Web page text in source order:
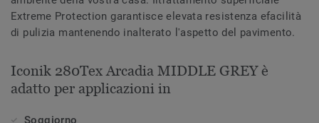
Extreme Protection garantisce elevata resistenza efacilità
di pulizia mantenendo inalterato l'aspetto del pavimento.
Iconik 280Tex Arcadia MIDDLE GREY è
adatto per applicazioni in
Soggiorno